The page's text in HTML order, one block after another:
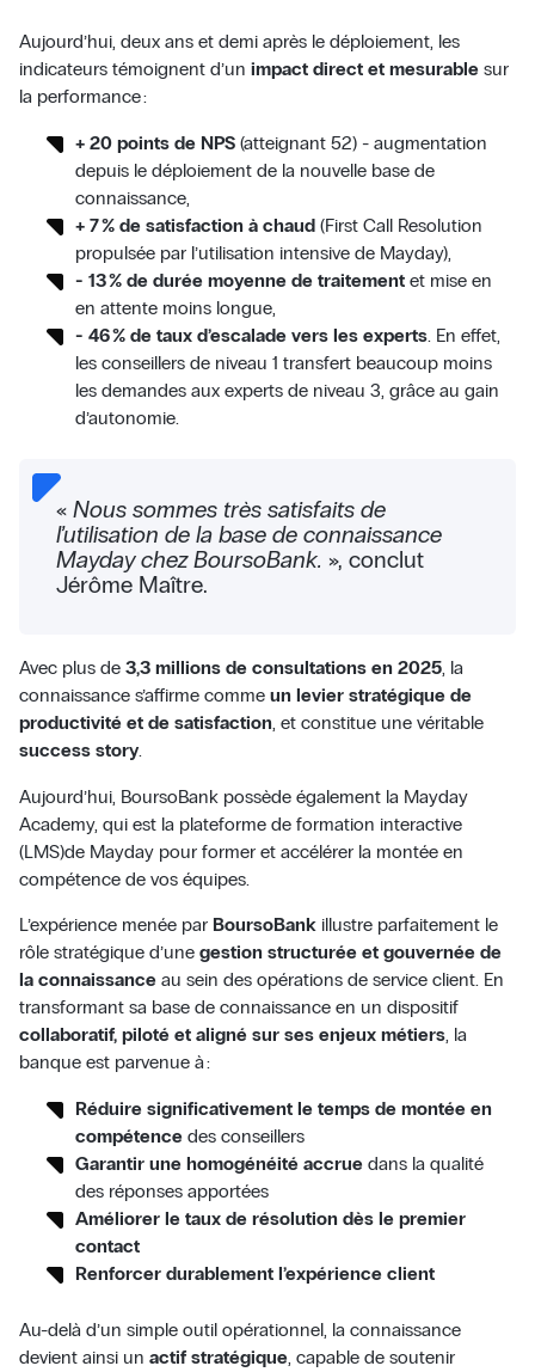
Aujourd’hui, deux ans et demi après le déploiement, les
indicateurs témoignent d’un impact direct et mesurablesur
la performance :
+ 20 points de NPS(atteignant 52) - augmentation
depuis le déploiement de la nouvelle base de
connaissance,
+ 7 % de satisfaction à chaud (First Call Resolution
propulsée par l’utilisation intensive de Mayday),
- 13 % de durée moyenne de traitementet mise en
en attente moins longue,
- 46 % de taux d’escalade vers les experts. En effet,
les conseillers de niveau 1 transfert beaucoup moins
les demandes aux experts de niveau 3, grâce au gain
d’autonomie.
«Nous sommes très satisfaits de
l’utilisation de la base de connaissance
Mayday chez BoursoBank. », conclut
Jérôme Maître.
Avec plus de 3,3 millions de consultations en 2025, la
connaissance s’affirme comme un levier stratégique de
productivité et de satisfaction, et constitue une véritable
success story.
Aujourd’hui, BoursoBank possède également la Mayday
Academy, qui est la plateforme de formation interactive
(LMS)de Mayday pour former et accélérer la montée en
compétence de vos équipes.
L’expérience menée par BoursoBankillustre parfaitement le
rôle stratégique d’une gestion structurée et gouvernée de
la connaissanceau sein des opérations de service client. En
transformant sa base de connaissance en un dispositif
collaboratif, piloté et aligné sur ses enjeux métiers, la
banque est parvenue à :
Réduire significativement le temps de montée en
compétencedes conseillers
Garantir une homogénéité accruedans la qualité
des réponses apportées
Améliorer le taux de résolution dès le premier
contact
Renforcer durablement l’expérience client
Au-delà d’un simple outil opérationnel, la connaissance
devient ainsi un actif stratégique, capable de soutenir